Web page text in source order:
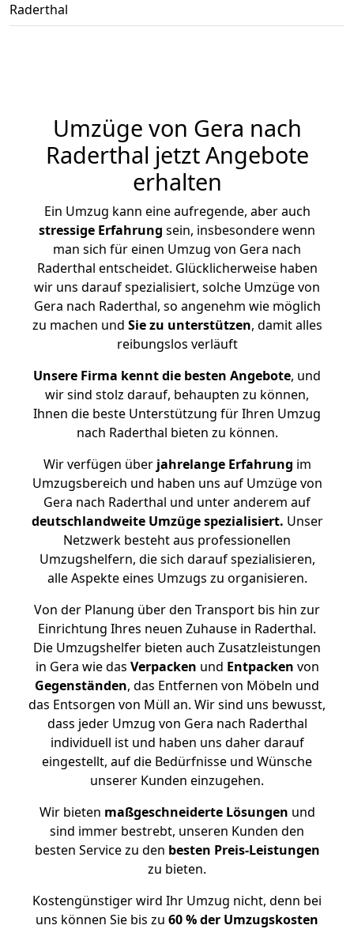
Raderthal
Umzüge von Gera nach
Raderthal jetzt Angebote
erhalten
Ein Umzug kann eine aufregende, aber auch
stressige Erfahrung sein, insbesondere wenn
man sich für einen Umzug von Gera nach
Raderthal entscheidet. Glücklicherweise haben
wir uns darauf spezialisiert, solche Umzüge von
Gera nach Raderthal, so angenehm wie möglich
zu machen und Sie zu unterstützen, damit alles
reibungslos verläuft
Unsere Firma kennt die besten Angebote, und
wir sind stolz darauf, behaupten zu können,
Ihnen die beste Unterstützung für Ihren Umzug
nach Raderthal bieten zu können.
Wir verfügen überjahrelange Erfahrung im
Umzugsbereich und haben uns auf Umzüge von
Gera nach Raderthal und unter anderem auf
deutschlandweite Umzüge spezialisiert. Unser
Netzwerk besteht aus professionellen
Umzugshelfern, die sich darauf spezialisieren,
alle Aspekte eines Umzugs zu organisieren.
Von der Planung über den Transport bis hin zur
Einrichtung Ihres neuen Zuhause in Raderthal.
Die Umzugshelfer bieten auch Zusatzleistungen
in Gera wie das Verpacken und Entpacken von
Gegenständen, das Entfernen von Möbeln und
das Entsorgen von Müll an. Wir sind uns bewusst,
dass jeder Umzug von Gera nach Raderthal
individuell ist und haben uns daher darauf
eingestellt, auf die Bedürfnisse und Wünsche
unserer Kunden einzugehen.
Wir bieten maßgeschneiderte Lösungen und
sind immer bestrebt, unseren Kunden den
besten Service zu den besten Preis-Leistungen
zu bieten.
Kostengünstiger wird Ihr Umzug nicht, denn bei
uns können Sie bis zu 60 % der Umzugskosten